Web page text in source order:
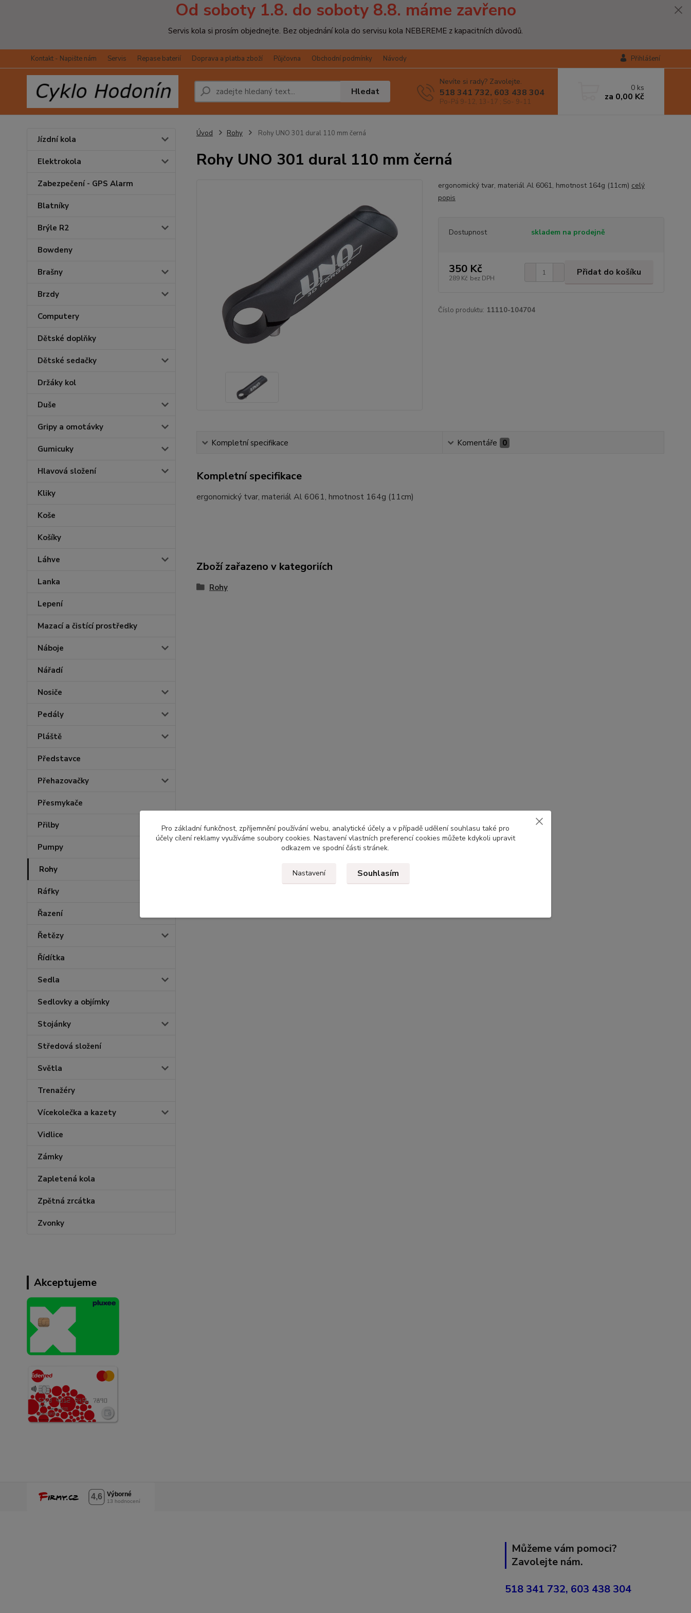
Od soboty 1.8. do soboty 8.8. máme zavřeno
Servis kola si prosím objednejte. Bez objednání kola do servisu kola NEBEREME z kapacitních důvodů.
Kontakt - Napište nám Servis Repase baterií Doprava a platba zboží Půjčovna Obchodní podmínky Návody Přihlášení
Hledat
Nevíte si rady? Zavolejte.
518 341 732, 603 438 304
Po-Pá 9-12, 13-17 ; So- 9-11
0 ks
za 0,00 Kč
Jízdní kola
Elektrokola
Zabezpečení - GPS Alarm
Blatníky
Brýle R2
Bowdeny
Brašny
Brzdy
Computery
Dětské doplňky
Dětské sedačky
Držáky kol
Duše
Gripy a omotávky
Gumicuky
Hlavová složení
Kliky
Koše
Košíky
Láhve
Lanka
Lepení
Mazací a čistící prostředky
Náboje
Nářadí
Nosiče
Pedály
Pláště
Představce
Přehazovačky
Přesmykače
Přilby
Pumpy
Rohy
Ráfky
Řazení
Řetězy
Řídítka
Sedla
Sedlovky a objímky
Stojánky
Středová složení
Světla
Trenažéry
Vícekolečka a kazety
Vidlice
Zámky
Zapletená kola
Zpětná zrcátka
Zvonky
Akceptujeme
Úvod Rohy Rohy UNO 301 dural 110 mm černá
Rohy UNO 301 dural 110 mm černá
ergonomický tvar, materiál Al 6061, hmotnost 164g (11cm) celý
popis
Dostupnost skladem na prodejně
350 Kč
289 Kč bez DPH
Přidat do košíku
Číslo produktu: 11110-104704
Kompletní specifikace Komentáře 0
Kompletní specifikace
ergonomický tvar, materiál Al 6061, hmotnost 164g (11cm)
Zboží zařazeno v kategoriích
Rohy
Můžeme vám pomoci?
Zavolejte nám.
518 341 732, 603 438 304
Pro základní funkčnost, zpříjemnění používání webu, analytické účely a v případě udělení souhlasu také pro
účely cílení reklamy využíváme soubory cookies. Nastavení vlastních preferencí cookies můžete kdykoli upravit
odkazem ve spodní části stránek.
Nastavení Souhlasím